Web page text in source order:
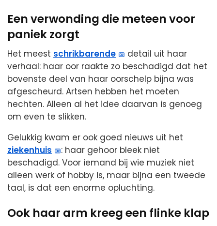
Een verwonding die meteen voor
paniek zorgt
Het meest schrikbarende
detail uit haar
verhaal: haar oor raakte zo beschadigd dat het
bovenste deel van haar oorschelp bijna was
afgescheurd. Artsen hebben het moeten
hechten. Alleen al het idee daarvan is genoeg
om even te slikken.
Gelukkig kwam er ook goed nieuws uit het
ziekenhuis
: haar gehoor bleek niet
beschadigd. Voor iemand bij wie muziek niet
alleen werk of hobby is, maar bijna een tweede
taal, is dat een enorme opluchting.
Ook haar arm kreeg een flinke klap